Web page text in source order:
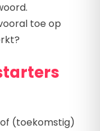
toe op
(toekomstig)